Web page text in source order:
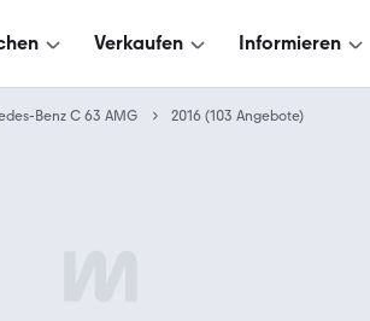
Verkaufen Informieren
Benz C 63 AMG 2016 (103 Angebote)